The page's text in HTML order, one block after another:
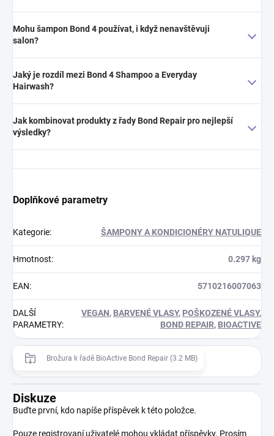
Mohu šampon Bond 4 používat, i když nenavštěvuji
salon?
Jaký je rozdíl mezi Bond 4 Shampoo a Everyday
Hairwash?
Jak kombinovat produkty z řady Bond Repair pro nejlepší
výsledky?
Doplňkové parametry
Kategorie: ŠAMPONY A KONDICIONÉRY NATULIQUE
Hmotnost: 0.297 kg
EAN: 5710216007063
DALŠÍ
PARAMETRY:
VEGAN, BARVENÉ VLASY, POŠKOZENÉ VLASY,
BOND REPAIR, BIOACTIVE
Brožura k řadě BioActive Bond Repair (3.2 MB)
Diskuze
Buďte první, kdo napíše příspěvek k této položce.
Pouze registrovaní uživatelé mohou vkládat příspěvky. Prosím